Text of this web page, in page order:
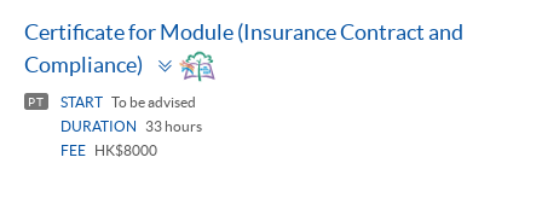
Certificate for Module (Insurance Contract and
Compliance)
Toggle
panel
PT START To be advised
DURATION
33 hours
FEE
HK$8000